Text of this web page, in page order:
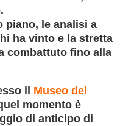
piano, le analisi a
ha vinto e la stretta
combattuto fino alla
il Museo del
momento è
di anticipo di